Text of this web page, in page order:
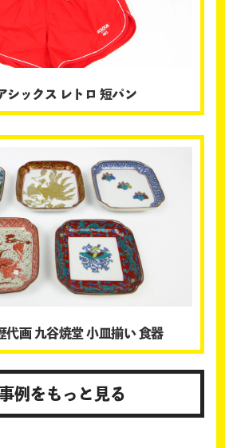
シックス レトロ 短パン
代画 九谷焼堂 小皿揃い 食器
例をもっと見る